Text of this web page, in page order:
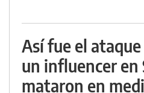
Así fue el
un influencer en
mataron en